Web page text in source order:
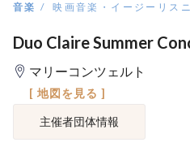
音楽 映画音楽・イージーリス
Duo Claire Summer
マリーコンツェルト
[ 地図を見る ]
主催者団体情報